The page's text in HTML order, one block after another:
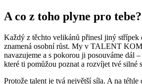
A co z toho plyne pro tebe?
Každý z těchto velikánů přinesl jiný střípek
znamená osobní růst. My v TALENT
navazujeme a s pokorou ji posouváme dál
které ti pomůžou poznat a rozvíjet tvé silné
Protože talent je tvá největší síla. A na téhle